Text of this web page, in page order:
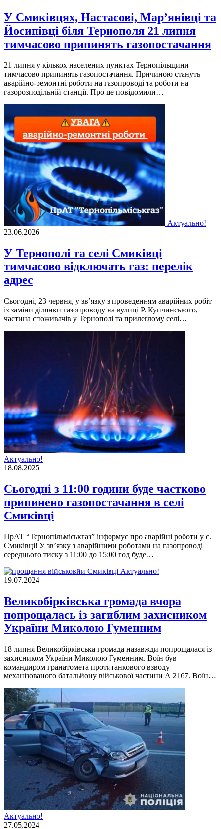
У Смиківцях, Настасові, Мар’янівці та
Йосипівці біля Тернополя 21 липня
тимчасово припинять газопостачання
21 липня у кількох населених пунктах Тернопільщини
тимчасово припинять газопостачання. Причиною стануть
аварійно-ремонтні роботи на газопроводі та роботи на
газорозподільній станції. Про це повідомили…
Актуально!
23.06.2026
У Тернополі та селі Смиківці
тимчасово відключать газ: перелік
адрес
Сьогодні, 23 червня, у зв’язку з проведенням аварійних робіт
із заміни ділянки газопроводу на вулиці Р. Купчинського,
частина споживачів у Тернополі та прилеглому селі…
Актуально!
18.08.2025
Сьогодні з 11:00 години буде частково
припинено газопостачання в селі
Смиківці
ПрАТ “Тернопільміськгаз” інформує про аварійні роботи у с.
Смиківці! У зв’язку з аварійними роботами на газопроводі
середнього тиску з 11:00 до 15:00 год буде…
Актуально!
19.07.2024
Великобірківська громада вчора
попрощалась із загиблим захисником
України Миколою Гуменним
18 липня Великобірківська громада назавжди попрощалася із
захисником України Миколою Гуменним. Воїн був
командиром гранатомета протитанкового взводу
механізованого батальйону військової частини А 2167. Воїн…
Актуально!
27.05.2024